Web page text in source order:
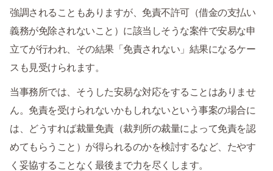
強調されることもありますが、免責不許可（借金の支払い
義務が免除されないこと）に該当しそうな案件で安易な申
立てが行われ、その結果「免責されない」結果になるケー
スも見受けられます。
当事務所では、そうした安易な対応をすることはありませ
ん。免責を受けられないかもしれないという事案の場合に
は、どうすれば裁量免責（裁判所の裁量によって免責を認
めてもらうこと）が得られるのかを検討するなど、たやす
く妥協することなく最後まで力を尽くします。